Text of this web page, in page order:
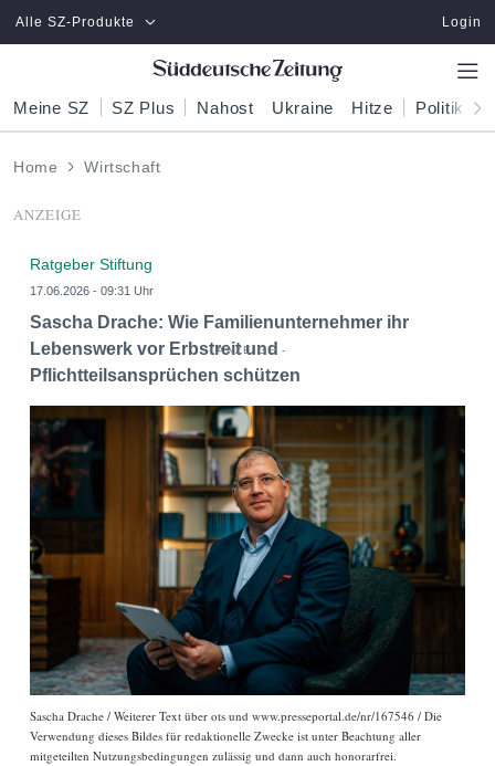
Zum Hauptinhalt springen
Alle SZ-Produkte Login
Meine SZ SZ Plus Nahost Ukraine Hitze Politik
Home Wirtschaft
ANZEIGE
Ratgeber Stiftung
17.06.2026 - 09:31 Uhr
Sascha Drache: Wie Familienunternehmer ihr
Lebenswerk vor Erbstreit und
Pflichtteilsansprüchen schützen
Sascha Drache / Weiterer Text über ots und www.presseportal.de/nr/167546 / Die
Verwendung dieses Bildes für redaktionelle Zwecke ist unter Beachtung aller
mitgeteilten Nutzungsbedingungen zulässig und dann auch honorarfrei.